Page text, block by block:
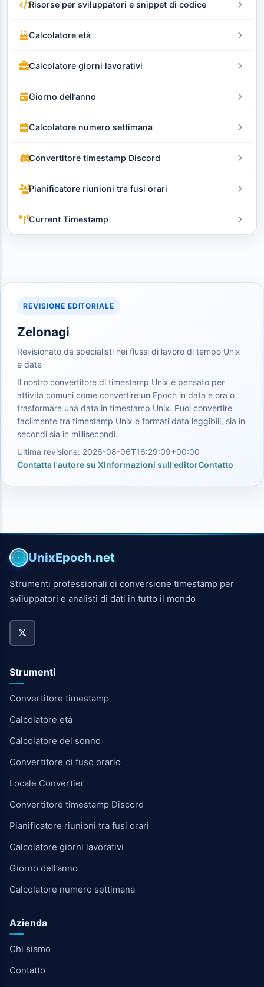
Risorse per sviluppatori e snippet di codice
Calcolatore età
Calcolatore giorni lavorativi
Giorno dell’anno
Calcolatore numero settimana
Convertitore timestamp Discord
Pianificatore riunioni tra fusi orari
Current Timestamp
REVISIONE EDITORIALE
Zelonagi
Revisionato da specialisti nei flussi di lavoro di tempo Unix
e date
Il nostro convertitore di timestamp Unix è pensato per
attività comuni come convertire un Epoch in data e ora o
trasformare una data in timestamp Unix. Puoi convertire
facilmente tra timestamp Unix e formati data leggibili, sia in
secondi sia in millisecondi.
Ultima revisione: 2026-08-06T16:29:09+00:00
Contatta l'autore su XInformazioni sull'editorContatto
UnixEpoch.net
Strumenti professionali di conversione timestamp per
sviluppatori e analisti di dati in tutto il mondo
Strumenti
Convertitore timestamp
Calcolatore età
Calcolatore del sonno
Convertitore di fuso orario
Locale Convertier
Convertitore timestamp Discord
Pianificatore riunioni tra fusi orari
Calcolatore giorni lavorativi
Giorno dell’anno
Calcolatore numero settimana
Azienda
Chi siamo
Contatto